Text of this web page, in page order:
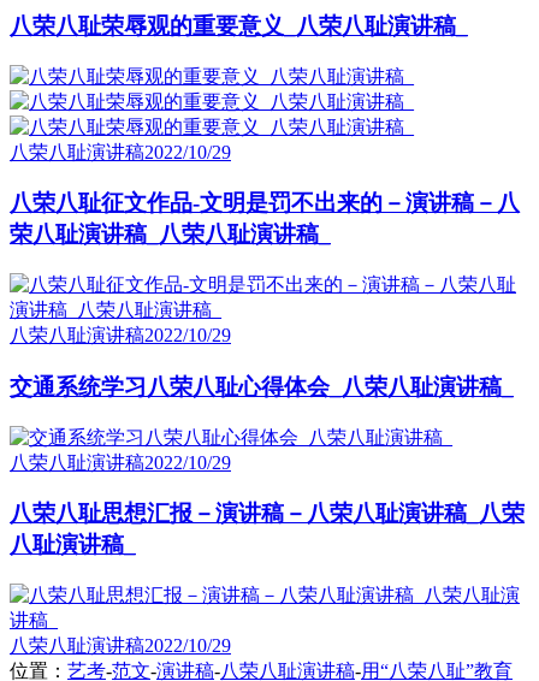
八荣八耻荣辱观的重要意义_八荣八耻演讲稿_
八荣八耻演讲稿2022/10/29
八荣八耻征文作品-文明是罚不出来的－演讲稿－八
荣八耻演讲稿_八荣八耻演讲稿_
八荣八耻演讲稿2022/10/29
交通系统学习八荣八耻心得体会_八荣八耻演讲稿_
八荣八耻演讲稿2022/10/29
八荣八耻思想汇报－演讲稿－八荣八耻演讲稿_八荣
八耻演讲稿_
八荣八耻演讲稿2022/10/29
位置： 艺考-范文-演讲稿-八荣八耻演讲稿-用“八荣八耻”教育